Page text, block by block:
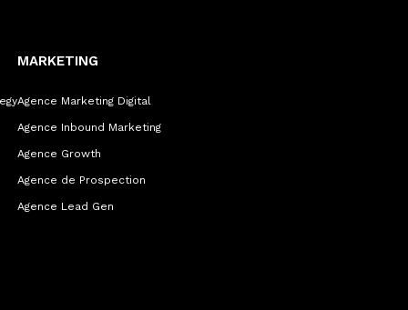
MARKETING
Agence Marketing Digital
Agence Inbound Marketing
Agence Growth
Agence de Prospection
Agence Lead Gen